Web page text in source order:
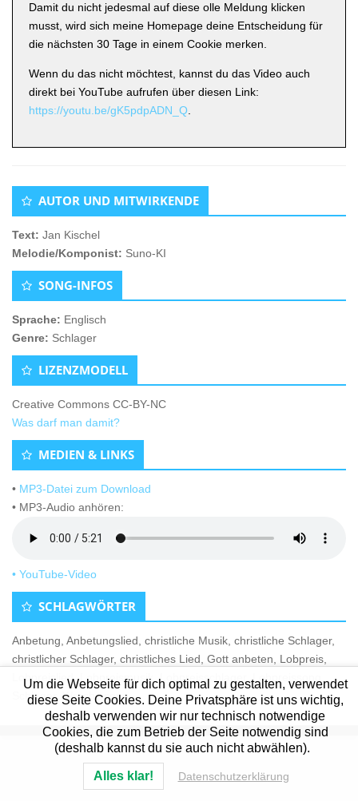
Damit du nicht jedesmal auf diese olle Meldung klicken
musst, wird sich meine Homepage deine Entscheidung für
die nächsten 30 Tage in einem Cookie merken.
Wenn du das nicht möchtest, kannst du das Video auch
direkt bei YouTube aufrufen über diesen Link:
https://youtu.be/gK5pdpADN_Q
Untergeordnete
Seitenleiste
AUTOR UND MITWIRKENDE
Text: Jan Kischel
Melodie/Komponist: Suno-KI
SONG-INFOS
Sprache: Englisch
Genre: Schlager
LIZENZMODELL
Creative Commons CC-BY-NC
Was darf man damit?
MEDIEN & LINKS
• MP3-Datei zum Download
• MP3-Audio anhören:
• YouTube-Video
SCHLAGWÖRTER
Anbetung Anbetungslied christliche Musik christliche Schlager,
christlicher Schlager, christliches Lied Gott anbeten Lobpreis
Lobpreislied, Lobpreismusik ,Lobpreisschlager ,Lobpreissong
Schlager, Worshipsong
Um die Webseite für dich optimal zu gestalten, verwendet
diese Seite Cookies. Deine Privatsphäre ist uns wichtig,
deshalb verwenden wir nur technisch notwendige
Cookies, die zum Betrieb der Seite notwendig sind
(deshalb kannst du sie auch nicht abwählen).
Alles klar! Datenschutzerklärung